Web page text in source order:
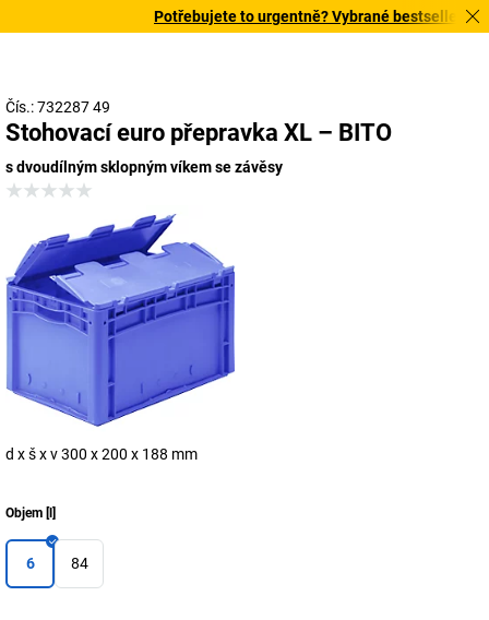
Potřebujete to urgentně? Vybrané bestsellery
Čís.: 732287 49
Stohovací euro přepravka XL – BITO
s dvoudílným sklopným víkem se závěsy
d x š x v 300 x 200 x 188 mm
Objem [ ]
6 84